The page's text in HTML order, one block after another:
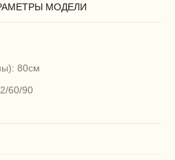
МОДЕЛИ
80см
60/90